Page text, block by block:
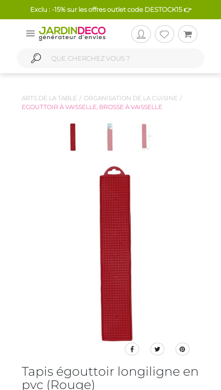
Exclu : -15% sur les offres outlet code DESTOCK15 👉
ARTS DE LA TABLE
ORGANISATION DE LA CUISINE
EGOUTTOIR À VAISSELLE, BROSSE À VAISSELLE
Tapis égouttoir longiligne en
pvc (Rouge)